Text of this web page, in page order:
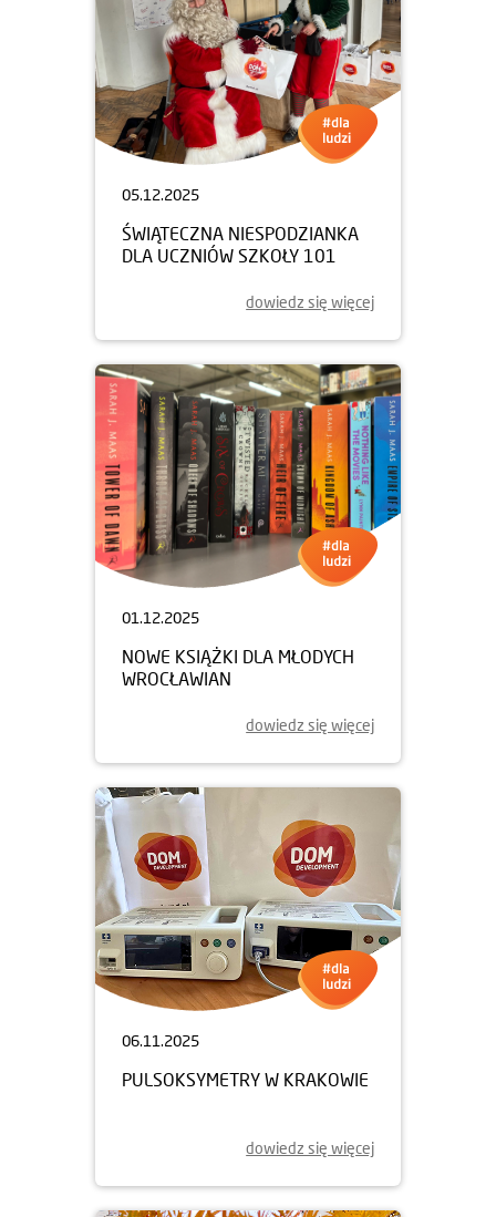
05.12.2025
ŚWIĄTECZNA NIESPODZIANKA
DLA UCZNIÓW SZKOŁY 101
dowiedz się więcej
01.12.2025
NOWE KSIĄŻKI DLA MŁODYCH
WROCŁAWIAN
dowiedz się więcej
06.11.2025
PULSOKSYMETRY W KRAKOWIE
dowiedz się więcej